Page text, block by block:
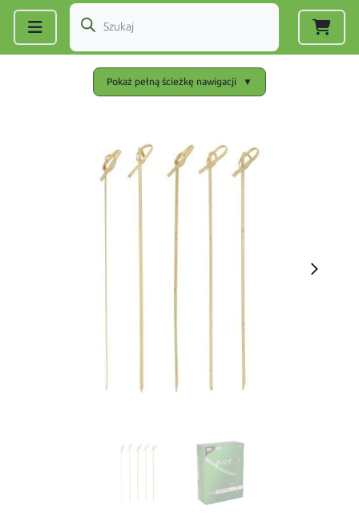
Pokaż pełną ścieżkę nawigacji ▼